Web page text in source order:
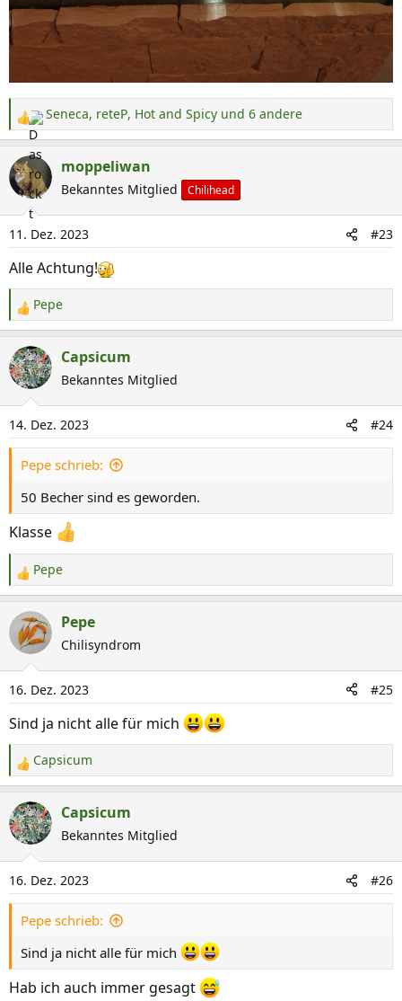
R
e
a
k
t
i
o
n
:
Seneca, reteP, Hot and Spicy und 6 andere
moppeliwan
Bekanntes Mitglied Chilihead
11. Dez. 2023 #23
Alle Achtung!
R
e
a
k
i
o
n
e
n
:
Pepe
Capsicum
Bekanntes Mitglied
14. Dez. 2023 #24
Pepe schrieb:
50 Becher sind es geworden.
Klasse
R
e
a
k
t
i
o
n
:
Pepe
Pepe
Chilisyndrom
16. Dez. 2023 #25
Sind ja nicht alle für mich
R
e
a
k
i
o
n
e
n
:
Capsicum
Capsicum
Bekanntes Mitglied
16. Dez. 2023 #26
Pepe schrieb:
Sind ja nicht alle für mich
Hab ich auch immer gesagt